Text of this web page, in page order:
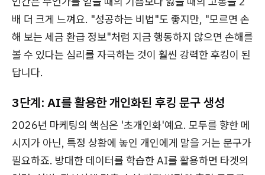
배 더 크게 느껴요. "성공하는 비법"도 좋지만, "모르면 손
해 보는 세금 환급 정보"처럼 지금 행동하지 않으면 손해를
볼 수 있다는 심리를 자극하는 것이 훨씬 강력한 후킹이 된
답니다.
3단계: AI를 활용한 개인화된 후킹 문구 생성
2026년 마케팅의 핵심은 '초개인화'예요. 모두를 향한 메
시지가 아닌, 특정 상황에 놓인 개인에게 말을 거는 문구가
필요하죠. 방대한 데이터를 학습한 AI를 활용하면 타겟의